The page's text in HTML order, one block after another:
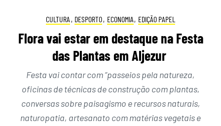
CULTURA , DESPORTO, ECONOMIA, EDIÇÃO PAPEL
Flora vai estar em destaque na Festa
das Plantas em Aljezur
Festa vai contar com “passeios pela natureza,
oficinas de técnicas de construção com plantas,
conversas sobre paisagismo e recursos naturais,
naturopatia, artesanato com matérias vegetais e